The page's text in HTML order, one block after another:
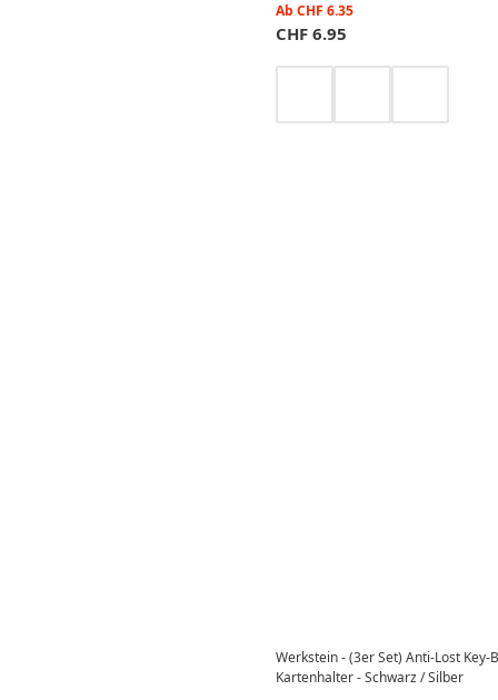
Ab CHF 6.35
CHF 6.95
Werkstein - (3er Set) Anti-Lost
Kartenhalter - Schwarz / Silber